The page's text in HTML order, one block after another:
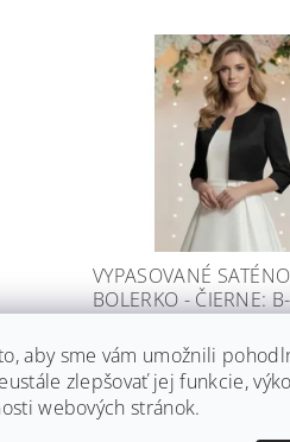
VYPASOVANÉ
BOLERKO - ČIERNE:
Skladom
€67
aby sme vám umožnili
zlepšovať jej funkcie,
webových stránok.